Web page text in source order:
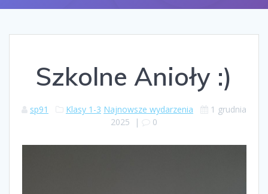
Szkolne Anioły :)
sp91 Klasy 1-3 Najnowsze wydarzenia
1 grudnia
2025 | 0